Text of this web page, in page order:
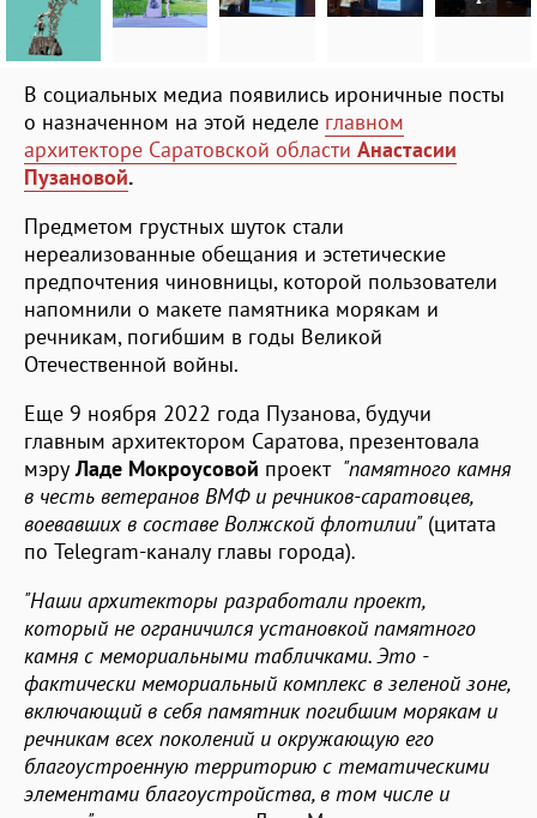
В социальных медиа появились ироничные посты
о назначенном на этой неделе главном
архитекторе Саратовской области Анастасии
Пузановой.
Предметом грустных шуток стали
нереализованные обещания и эстетические
предпочтения чиновницы, которой пользователи
напомнили о макете памятника морякам и
речникам, погибшим в годы Великой
Отечественной войны.
Еще 9 ноября 2022 года Пузанова, будучи
главным архитектором Саратова, презентовала
мэру Ладе Мокроусовой проект "памятного камня
в честь ветеранов ВМФ и речников-саратовцев,
воевавших в составе Волжской флотилии"(цитата
по Telegram-каналу главы города).
"Наши архитекторы разработали проект,
который не ограничился установкой памятного
камня с мемориальными табличками. Это -
фактически мемориальный комплекс в зеленой зоне,
включающий в себя памятник погибшим морякам и
речникам всех поколений и окружающую его
благоустроенную территорию с тематическими
элементами благоустройства, в том числе и